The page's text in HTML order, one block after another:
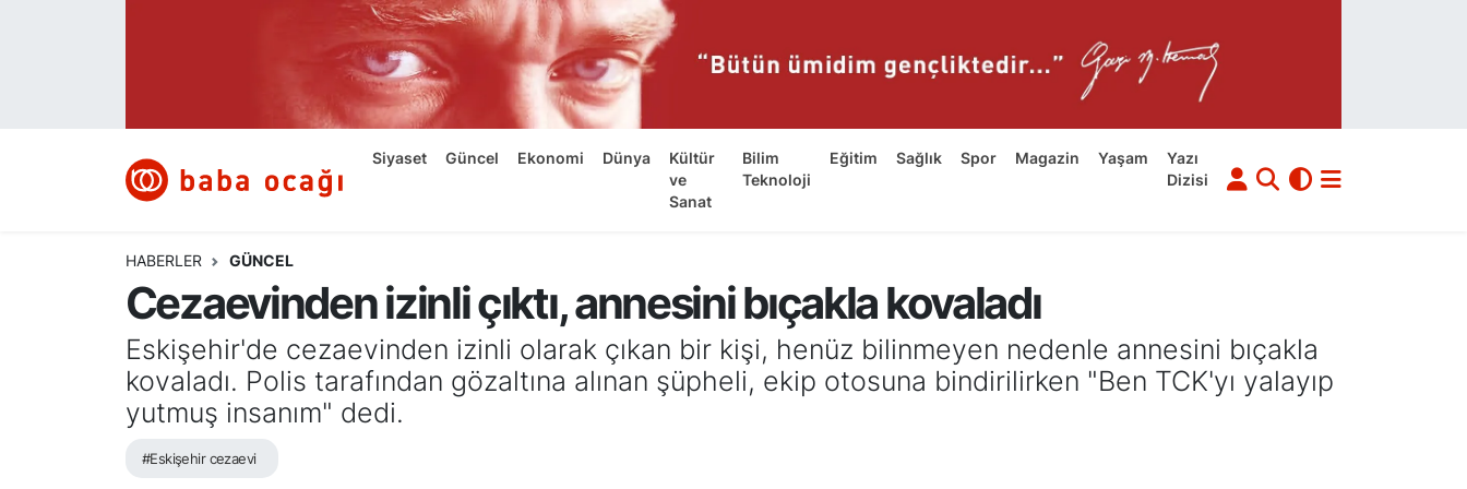
Siyaset Güncel Ekonomi Dünya
Kültür
ve
Sanat
Bilim
Teknoloji
Eğitim Sağlık Spor Magazin Yaşam
Yazı
Dizisi
HABERLER GÜNCEL
Cezaevinden izinli çıktı, annesini bıçakla kovaladı
Eskişehir'de cezaevinden izinli olarak çıkan bir kişi, henüz bilinmeyen nedenle annesini bıçakla
kovaladı. Polis tarafından gözaltına alınan şüpheli, ekip otosuna bindirilirken "Ben TCK'yı yalayıp
yutmuş insanım" dedi.
#Eskişehir cezaevi
Ekonomi
Kültür ve Sanat
Bilim ve Teknoloji
Namaz Vakitleri
Trafik Durumu
Süper Lig Puan Durumu ve Fikstür
Tüm Manşetler
Son Dakika Haberleri